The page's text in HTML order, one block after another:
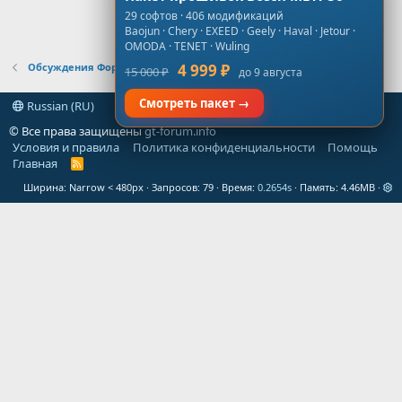
Обсуждения Форума
Russian (RU)
© Все права защищеныgt-forum.info
Условия и правила
Политика конфиденциальности
Помощь
Главная
R
S
Ширина Запросов 79 Время 0.2654s Память 4.46MB
29 софтов · 406 модификаций
Baojun · Chery · EXEED · Geely · Haval · Jetour ·
OMODA · TENET · Wuling
15 000 ₽ 4 999 ₽ до 9 августа
Смотреть пакет →